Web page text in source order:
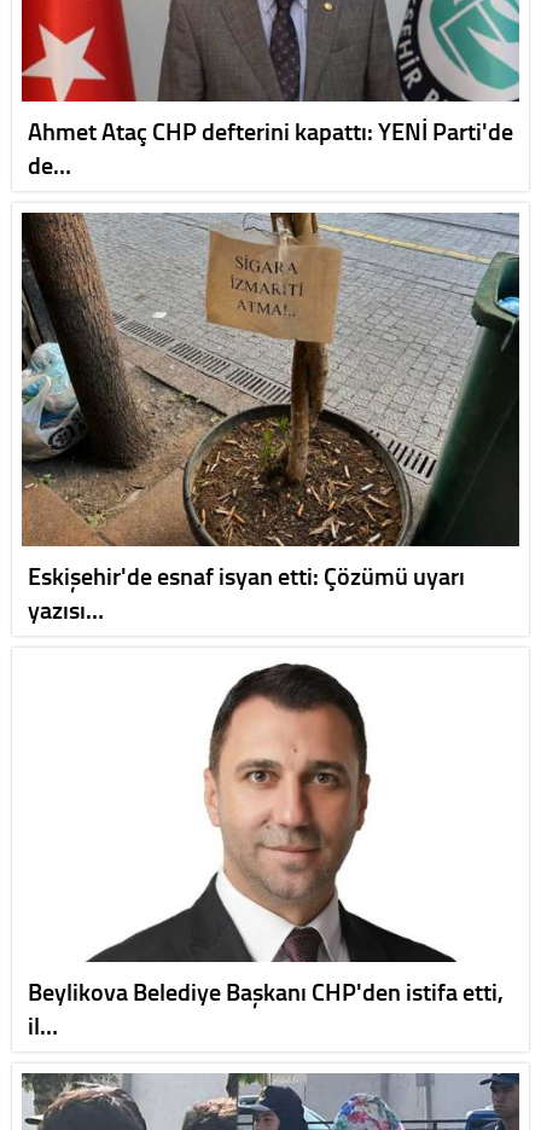
Ahmet Ataç CHP defterini kapattı: YENİ Parti'de
de…
Eskişehir'de esnaf isyan etti: Çözümü uyarı
yazısı…
Beylikova Belediye Başkanı CHP'den istifa etti,
il…